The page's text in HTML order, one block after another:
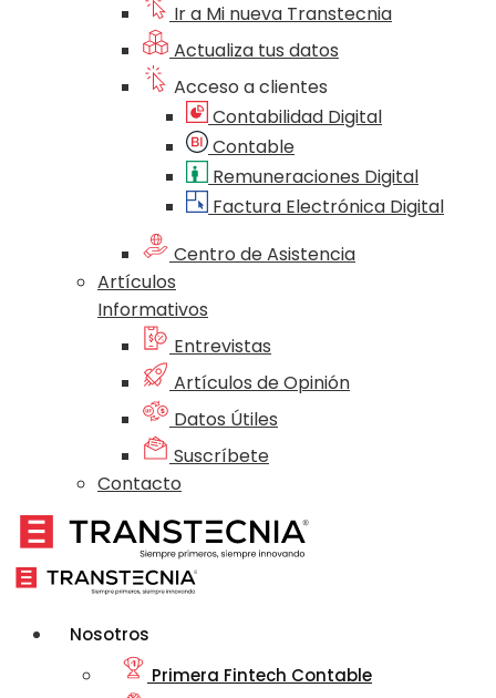
Ir a Mi nueva Transtecnia
Actualiza tus datos
Acceso a clientes
Contabilidad Digital
Contable
Remuneraciones Digital
Factura Electrónica Digital
Centro de Asistencia
Artículos
Informativos
Entrevistas
Artículos de Opinión
Datos Útiles
Suscríbete
Contacto
Nosotros
Primera Fintech Contable